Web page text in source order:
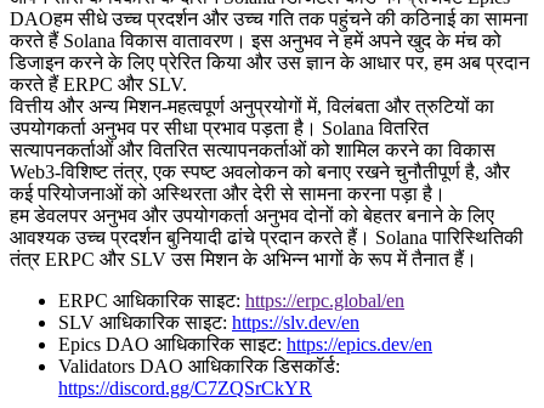
DAOहम सीधे उच्च प्रदर्शन और उच्च गति तक पहुंचने की कठिनाई का सामना
करते हैं Solana विकास वातावरण। इस अनुभव ने हमें अपने खुद के मंच को
डिजाइन करने के लिए प्रेरित किया और उस ज्ञान के आधार पर, हम अब प्रदान
करते हैं ERPC और SLV.
वित्तीय और अन्य मिशन-महत्वपूर्ण अनुप्रयोगों में, विलंबता और त्रुटियों का
उपयोगकर्ता अनुभव पर सीधा प्रभाव पड़ता है। Solana वितरित
सत्यापनकर्ताओं और वितरित सत्यापनकर्ताओं को शामिल करने का विकास
Web3-विशिष्ट तंत्र, एक स्पष्ट अवलोकन को बनाए रखने चुनौतीपूर्ण है, और
कई परियोजनाओं को अस्थिरता और देरी से सामना करना पड़ा है।
हम डेवलपर अनुभव और उपयोगकर्ता अनुभव दोनों को बेहतर बनाने के लिए
आवश्यक उच्च प्रदर्शन बुनियादी ढांचे प्रदान करते हैं। Solana पारिस्थितिकी
तंत्र ERPC और SLV उस मिशन के अभिन्न भागों के रूप में तैनात हैं।
ERPC आधिकारिक साइट: https://erpc.global/en
SLV आधिकारिक साइट: https://slv.dev/en
Epics DAO आधिकारिक साइट: https://epics.dev/en
Validators DAO आधिकारिक डिसकॉर्ड:
https://discord.gg/C7ZQSrCkYR